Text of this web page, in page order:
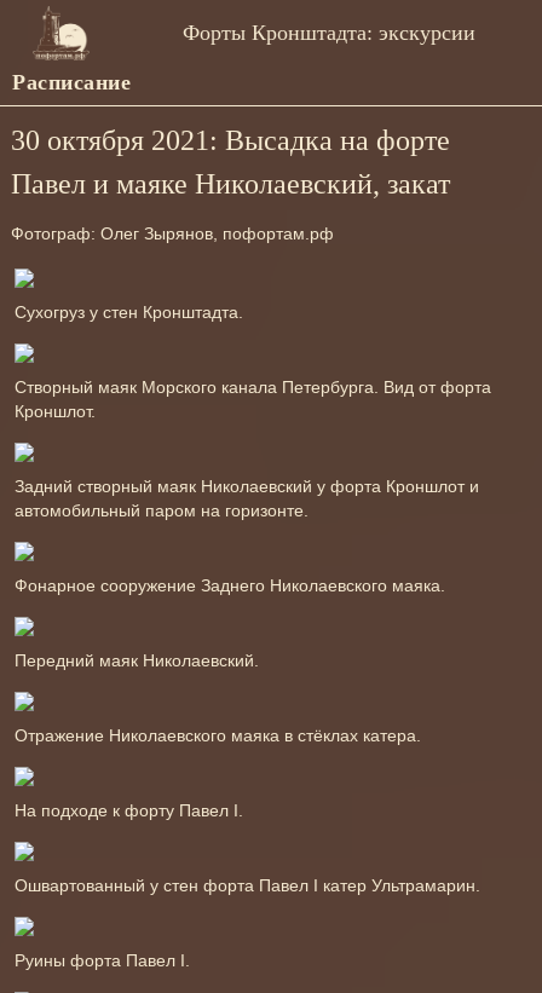
Форты Кронштадта: экскурсии
Расписание
30 октября 2021: Высадка на форте
Павел и маяке Николаевский, закат
Фотограф: Олег Зырянов, пофортам.рф
Сухогруз у стен Кронштадта.
Створный маяк Морского канала Петербурга. Вид от форта
Кроншлот.
Задний створный маяк Николаевский у форта Кроншлот и
автомобильный паром на горизонте.
Фонарное сооружение Заднего Николаевского маяка.
Передний маяк Николаевский.
Отражение Николаевского маяка в стёклах катера.
На подходе к форту Павел І.
Ошвартованный у стен форта Павел І катер Ультрамарин.
Руины форта Павел І.